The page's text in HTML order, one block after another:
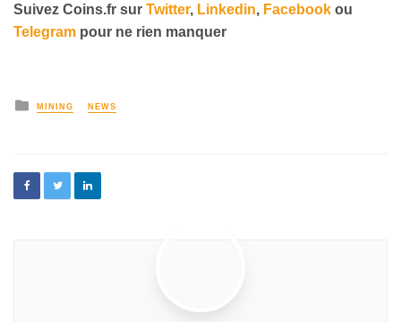
Suivez Coins.fr sur Twitter, Linkedin, Facebook ou
Telegram pour ne rien manquer
MINING NEWS